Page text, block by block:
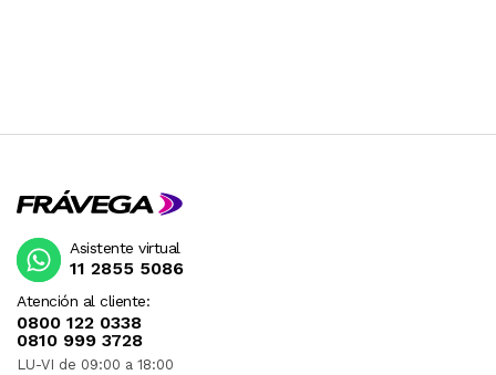
Atención al cliente:
0800 122 0338
0810 999 3728
LU-VI de 09:00 a 18:00
Asistente virtual
11 2855 5086